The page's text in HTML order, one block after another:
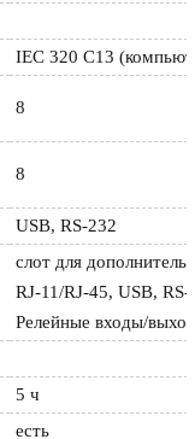
IEC 320 C13
8
8
USB, RS-232
слот для
RJ-11/RJ-45, USB,
Релейные входы/
5 ч
есть